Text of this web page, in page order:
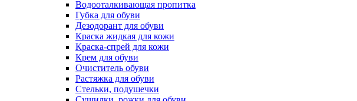
Водооталкивающая пропитка
Губка для обуви
Дезодорант для обуви
Краска жидкая для кожи
Краска-спрей для кожи
Крем для обуви
Очиститель обуви
Растяжка для обуви
Стельки, подушечки